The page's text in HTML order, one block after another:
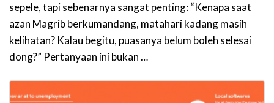
sepele, tapi sebenarnya sangat penting: “Kenapa saat
azan Magrib berkumandang, matahari kadang masih
kelihatan? Kalau begitu, puasanya belum boleh selesai
dong?” Pertanyaan ini bukan …